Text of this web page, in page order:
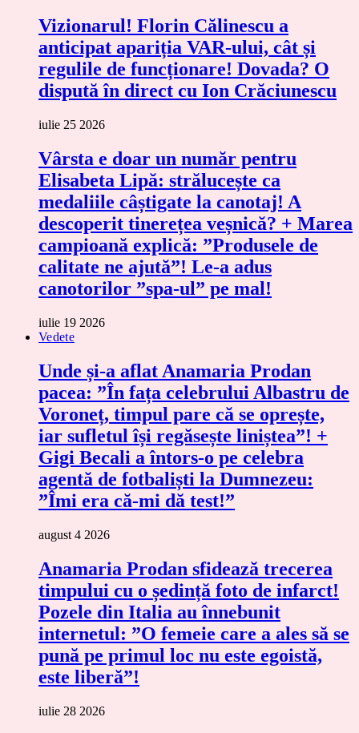
Vizionarul! Florin Călinescu a
anticipat apariția VAR-ului, cât și
regulile de funcționare! Dovada? O
dispută în direct cu Ion Crăciunescu
iulie 25 2026
Vârsta e doar un număr pentru
Elisabeta Lipă: strălucește ca
medaliile câștigate la canotaj! A
descoperit tinerețea veșnică? + Marea
campioană explică: ”Produsele de
calitate ne ajută”! Le-a adus
canotorilor ”spa-ul” pe mal!
iulie 19 2026
Vedete
Unde și-a aflat Anamaria Prodan
pacea: ”În fața celebrului Albastru de
Voroneț, timpul pare că se oprește,
iar sufletul își regăsește liniștea”! +
Gigi Becali a întors-o pe celebra
agentă de fotbaliști la Dumnezeu:
”Îmi era că-mi dă test!”
august 4 2026
Anamaria Prodan sfidează trecerea
timpului cu o ședință foto de infarct!
Pozele din Italia au înnebunit
internetul: ”O femeie care a ales să se
pună pe primul loc nu este egoistă,
este liberă”!
iulie 28 2026